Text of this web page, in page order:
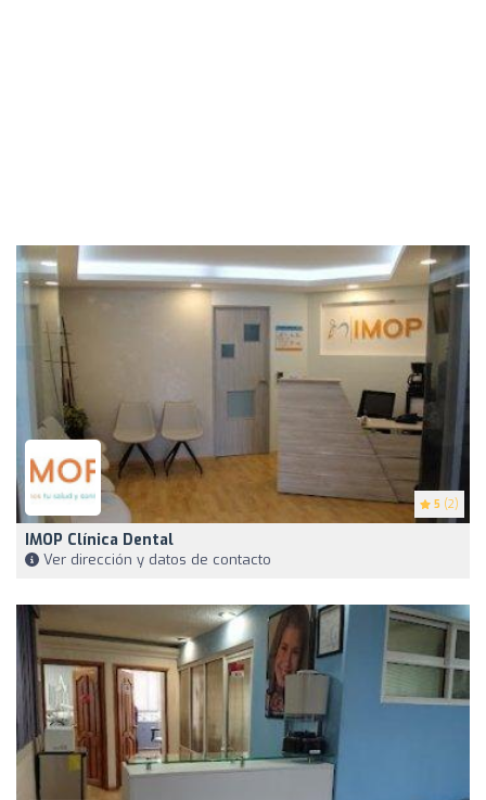
5 (2)
IMOP Clínica Dental
Ver dirección y datos de contacto